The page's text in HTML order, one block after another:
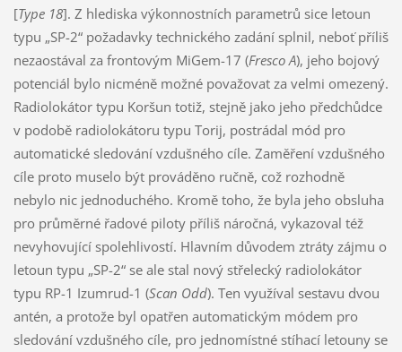
[Type 18]. Z hlediska výkonnostních parametrů sice letoun
typu „SP-2“ požadavky technického zadání splnil, neboť příliš
nezaostával za frontovým MiGem-17 (Fresco A), jeho bojový
potenciál bylo nicméně možné považovat za velmi omezený.
Radiolokátor typu Koršun totiž, stejně jako jeho předchůdce
v podobě radiolokátoru typu Torij, postrádal mód pro
automatické sledování vzdušného cíle. Zaměření vzdušného
cíle proto muselo být prováděno ručně, což rozhodně
nebylo nic jednoduchého. Kromě toho, že byla jeho obsluha
pro průměrné řadové piloty příliš náročná, vykazoval též
nevyhovující spolehlivostí. Hlavním důvodem ztráty zájmu o
letoun typu „SP-2“ se ale stal nový střelecký radiolokátor
typu RP-1 Izumrud-1 (Scan Odd). Ten využíval sestavu dvou
antén, a protože byl opatřen automatickým módem pro
sledování vzdušného cíle, pro jednomístné stíhací letouny se